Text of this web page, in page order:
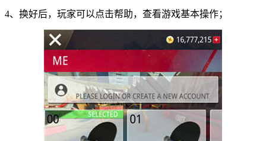
4、换好后，玩家可以点击帮助，查看游戏基本操作；